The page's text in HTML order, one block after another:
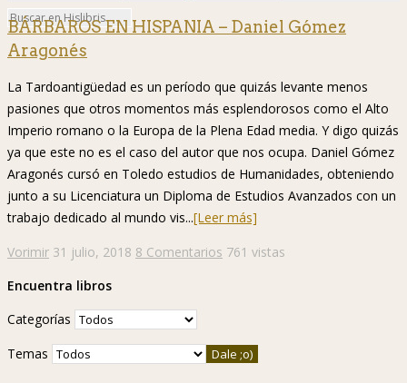
BÁRBAROS EN HISPANIA – Daniel Gómez
Aragonés
La Tardoantigüedad es un período que quizás levante menos
pasiones que otros momentos más esplendorosos como el Alto
Imperio romano o la Europa de la Plena Edad media. Y digo quizás
ya que este no es el caso del autor que nos ocupa. Daniel Gómez
Aragonés cursó en Toledo estudios de Humanidades, obteniendo
junto a su Licenciatura un Diploma de Estudios Avanzados con un
trabajo dedicado al mundo vis...[Leer más]
Vorimir 31 julio, 2018 8 Comentarios 761 vistas
Encuentra libros
Categorías
Temas